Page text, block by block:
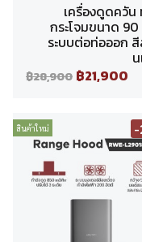
เครื่องดูดควัน
กระโจมขนาด
ระบบต่อท่อออก สี
฿28,900 ฿21,900
สินค้าใหม่ -